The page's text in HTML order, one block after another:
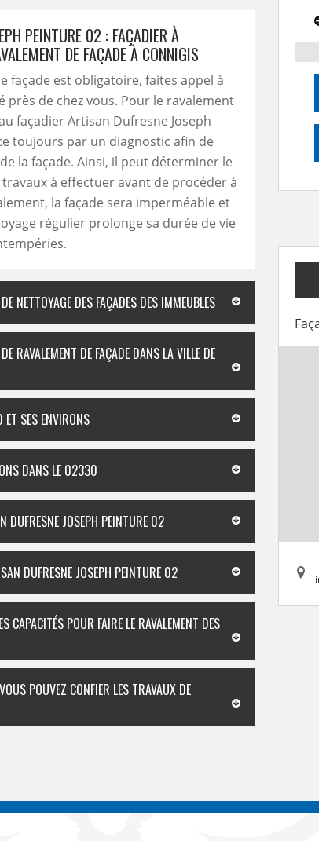
PEINTURE 02 : FAÇADIER À
DE FAÇADE À CONNIGIS
façade est obligatoire, faites appel à
près de chez vous. Pour le ravalement
façadier Artisan Dufresne Joseph
toujours par un diagnostic afin de
la façade. Ainsi, il peut déterminer le
à effectuer avant de procéder à
la façade sera imperméable et
régulier prolonge sa durée de vie
NETTOYAGE DES FAÇADES DES IMMEUBLES
RAVALEMENT DE FAÇADE DANS LA VILLE DE
SES ENVIRONS
DANS LE 02330
DUFRESNE JOSEPH PEINTURE 02
DUFRESNE JOSEPH PEINTURE 02
CAPACITÉS POUR FAIRE LE RAVALEMENT DES
POUVEZ CONFIER LES TRAVAUX DE